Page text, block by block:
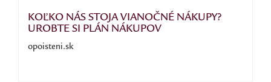
KOĽKO NÁS STOJA VIANOČNÉ NÁKUPY?
UROBTE SI PLÁN NÁKUPOV
opoisteni.sk